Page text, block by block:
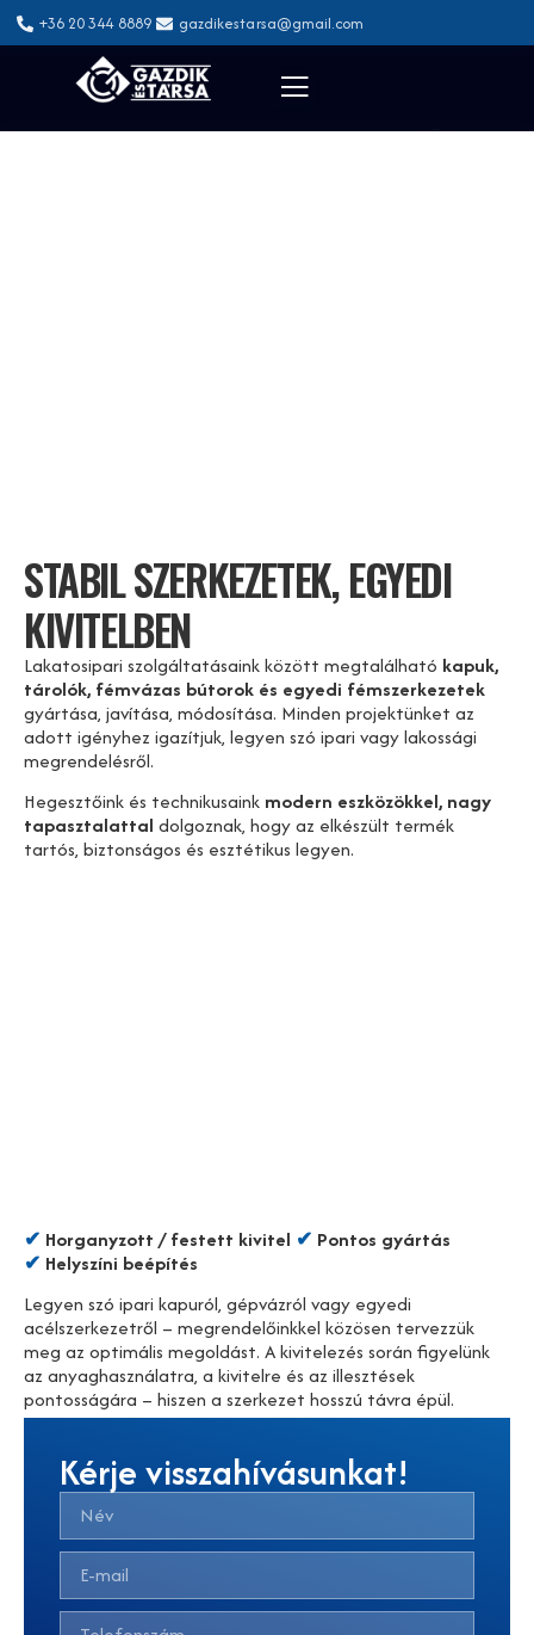
+36 20 344 8889 gazdikestarsa@gmail.com
Kérje visszahívásunkat!
STABIL SZERKEZETEK, EGYEDI
KIVITELBEN
Lakatosipari szolgáltatásaink között megtalálható kapuk,
tárolók, fémvázas bútorok és egyedi fémszerkezetek
gyártása, javítása, módosítása. Minden projektünket az
adott igényhez igazítjuk, legyen szó ipari vagy lakossági
megrendelésről.
Hegesztőink és technikusaink modern eszközökkel, nagy
tapasztalattal dolgoznak, hogy az elkészült termék
tartós, biztonságos és esztétikus legyen.
✔ Horganyzott / festett kivitel ✔ Pontos gyártás
✔ Helyszíni beépítés
Legyen szó ipari kapuról, gépvázról vagy egyedi
acélszerkezetről – megrendelőinkkel közösen tervezzük
meg az optimális megoldást. A kivitelezés során figyelünk
az anyaghasználatra, a kivitelre és az illesztések
pontosságára – hiszen a szerkezet hosszú távra épül.